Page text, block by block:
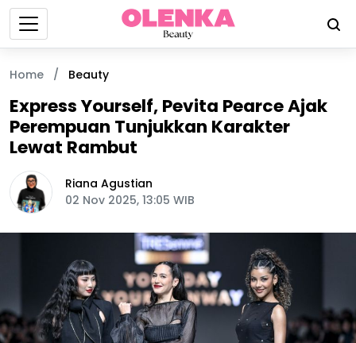
Home / Beauty
Express Yourself, Pevita Pearce Ajak
Perempuan Tunjukkan Karakter
Lewat Rambut
Riana Agustian
02 Nov 2025, 13:05 WIB